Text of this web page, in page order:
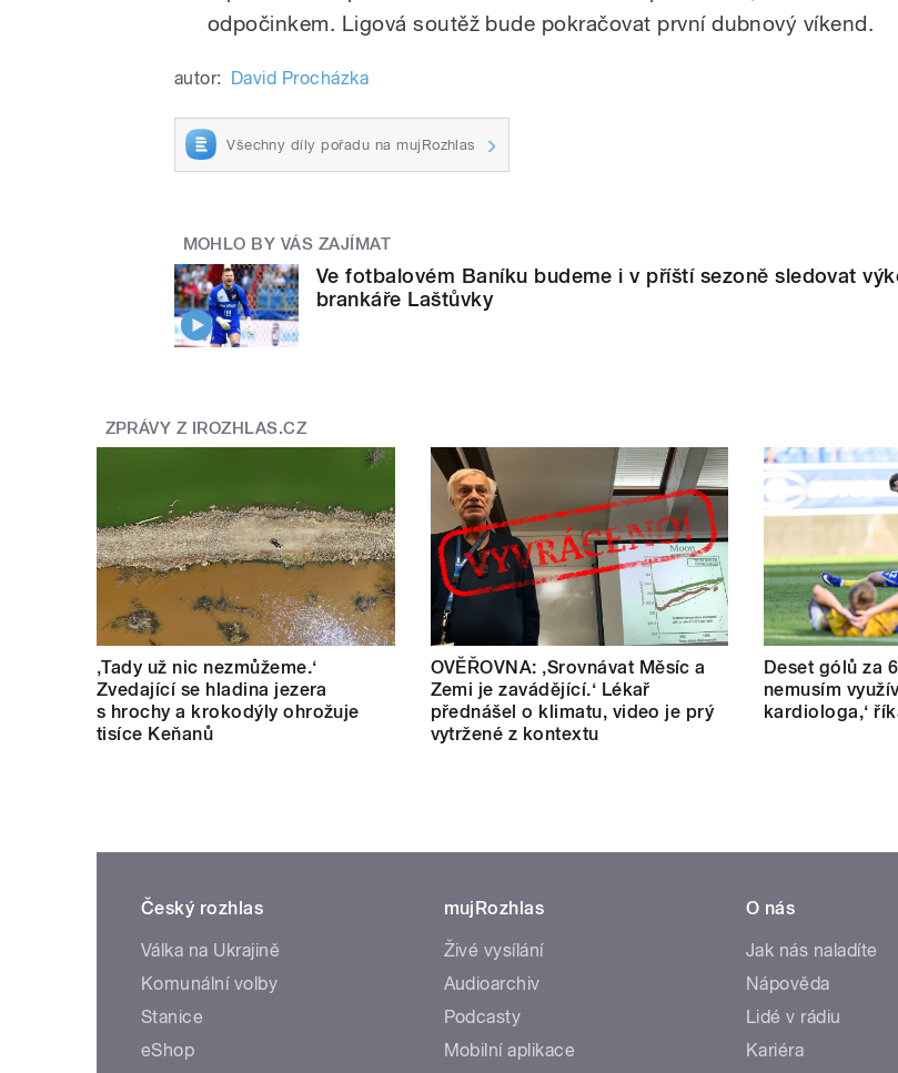
odpočinkem. Ligová soutěž bude pokračovat první dubnový víkend.
autor: David Procházka
Všechny díly pořadu na mujRozhlas
MOHLO BY VÁS ZAJÍMAT
Ve fotbalovém Baníku budeme i v příští sezoně sledovat
brankáře Laštůvky
ZPRÁVY Z IROZHLAS.CZ
‚Tady už nic nezmůžeme.‘
Zvedající se hladina jezera
s hrochy a krokodýly ohrožuje
tisíce Keňanů
OVĚŘOVNA: ‚Srovnávat Měsíc a
Zemi je zavádějící.‘ Lékař
přednášel o klimatu, video je prý
vytržené z kontextu
Deset gólů za
nemusím
kardiologa,‘
Český rozhlas
Válka na Ukrajině
Komunální volby
Stanice
eShop
mujRozhlas
Živé vysílání
Audioarchiv
Podcasty
Mobilní aplikace
O nás
Jak nás naladíte
Nápověda
Lidé v rádiu
Kariéra